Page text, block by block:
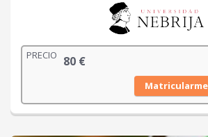
PRECIO 80 €
Matricularme